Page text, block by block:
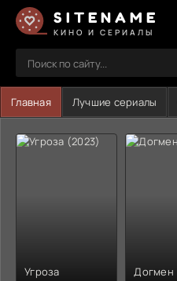
SITENAME
КИНО И СЕРИАЛЫ
Главная Лучшие сериалы
Угроза Догмен